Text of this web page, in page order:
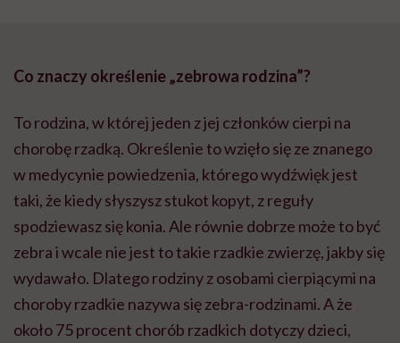
Co znaczy określenie „zebrowa rodzina”?
To rodzina, w której jeden z jej członków cierpi na
chorobę rzadką. Określenie to wzięło się ze znanego
w medycynie powiedzenia, którego wydźwięk jest
taki, że kiedy słyszysz stukot kopyt, z reguły
spodziewasz się konia. Ale równie dobrze może to być
zebra i wcale nie jest to takie rzadkie zwierzę, jakby się
wydawało. Dlatego rodziny z osobami cierpiącymi na
choroby rzadkie nazywa się zebra-rodzinami. A że
około 75 procent chorób rzadkich dotyczy dzieci,